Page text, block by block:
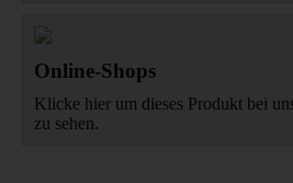
Online-Shops
Klicke hier um dieses Produkt bei
zu sehen.